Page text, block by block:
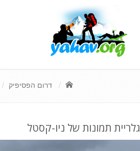
דרום הפסיפיק
גלריית תמונות של ניו-קסטל